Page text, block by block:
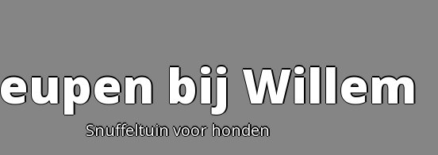
bij Willem
Snuffeltuin voor honden